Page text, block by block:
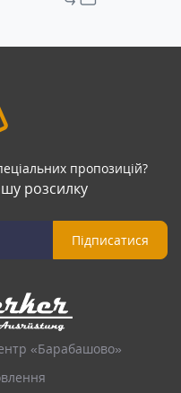
пропозицій?
розсилку
Підписатися
«Барабашово»